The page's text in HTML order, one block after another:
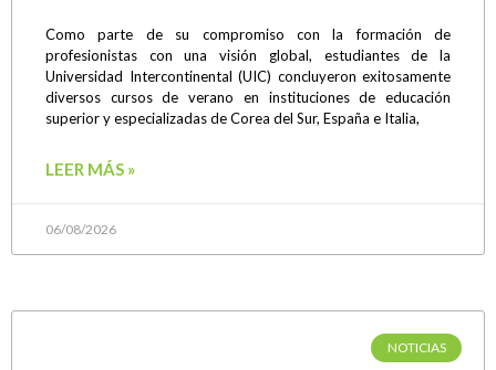
Como parte de su compromiso con la formación de
profesionistas con una visión global, estudiantes de la
Universidad Intercontinental (UIC) concluyeron exitosamente
diversos cursos de verano en instituciones de educación
superior y especializadas de Corea del Sur, España e Italia,
LEER MÁS »
06/08/2026
NOTICIAS